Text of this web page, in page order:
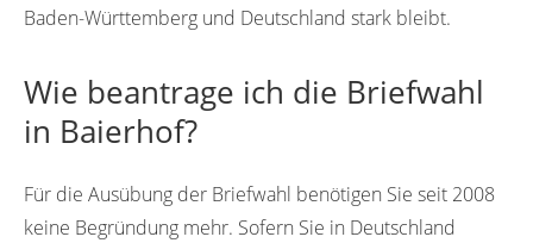
Baden-Württemberg und Deutschland stark bleibt.
Wie beantrage ich die Briefwahl
in Baierhof?
Für die Ausübung der Briefwahl benötigen Sie seit 2008
keine Begründung mehr. Sofern Sie in Deutschland